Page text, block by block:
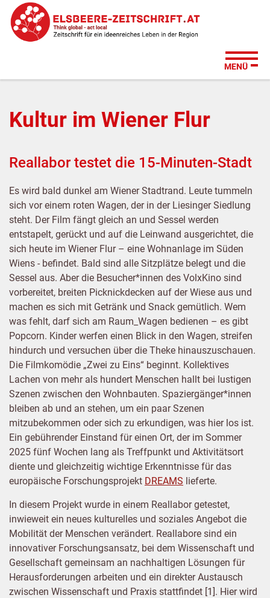
Seitenbereiche:
Zum
Inhalt
Hauptnavigation
Footernavigation
MENÜ
Kultur im Wiener Flur
Reallabor testet die 15-Minuten-Stadt
Es wird bald dunkel am Wiener Stadtrand. Leute tummeln
sich vor einem roten Wagen, der in der Liesinger Siedlung
steht. Der Film fängt gleich an und Sessel werden
entstapelt, gerückt und auf die Leinwand ausgerichtet, die
sich heute im Wiener Flur – eine Wohnanlage im Süden
Wiens - befindet. Bald sind alle Sitzplätze belegt und die
Sessel aus. Aber die Besucher*innen des VolxKino sind
vorbereitet, breiten Picknickdecken auf der Wiese aus und
machen es sich mit Getränk und Snack gemütlich. Wem
was fehlt, darf sich am Raum_Wagen bedienen – es gibt
Popcorn. Kinder werfen einen Blick in den Wagen, streifen
hindurch und versuchen über die Theke hinauszuschauen.
Die Filmkomödie „Zwei zu Eins“ beginnt. Kollektives
Lachen von mehr als hundert Menschen hallt bei lustigen
Szenen zwischen den Wohnbauten. Spaziergänger*innen
bleiben ab und an stehen, um ein paar Szenen
mitzubekommen oder sich zu erkundigen, was hier los ist.
Ein gebührender Einstand für einen Ort, der im Sommer
2025 fünf Wochen lang als Treffpunkt und Aktivitätsort
diente und gleichzeitig wichtige Erkenntnisse für das
europäische Forschungsprojekt DREAMS lieferte.
In diesem Projekt wurde in einem Reallabor getestet,
inwieweit ein neues kulturelles und soziales Angebot die
Mobilität der Menschen verändert. Reallabore sind ein
innovativer Forschungsansatz, bei dem Wissenschaft und
Gesellschaft gemeinsam an nachhaltigen Lösungen für
Herausforderungen arbeiten und ein direkter Austausch
zwischen Wissenschaft und Praxis stattfindet [1]. Hier wird